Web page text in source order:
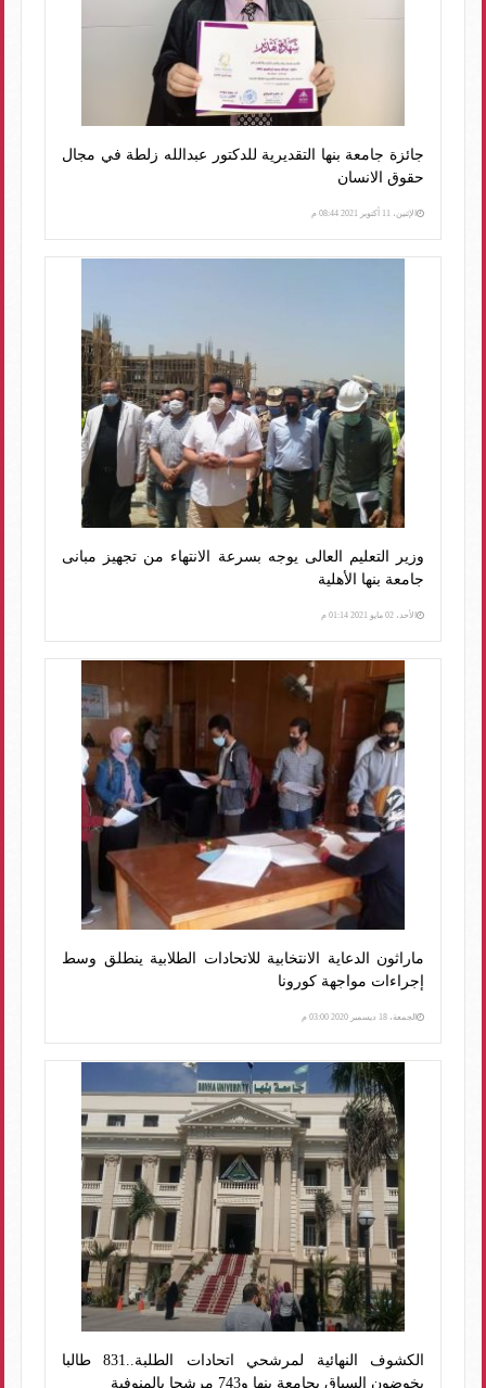
جائزة جامعة بنها التقديرية للدكتور عبدالله زلطة في مجال
حقوق الانسان
الإثنين، 11 أكتوبر 2021 08:44 م
وزير التعليم العالى يوجه بسرعة الانتهاء من تجهيز مبانى
جامعة بنها الأهلية
الأحد، 02 مايو 2021 01:14 م
ماراثون الدعاية الانتخابية للاتحادات الطلابية ينطلق وسط
إجراءات مواجهة كورونا
الجمعة، 18 ديسمبر 2020 03:00 م
الكشوف النهائية لمرشحي اتحادات الطلبة..831 طالبا
يخوضون السباق بجامعة بنها و743 مرشحا بالمنوفية